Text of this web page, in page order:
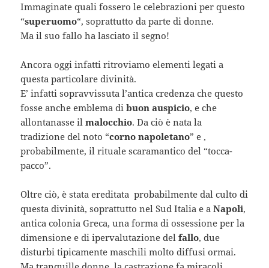
Immaginate quali fossero le celebrazioni per questo
“superuomo“, soprattutto da parte di donne.
Ma il suo fallo ha lasciato il segno!
Ancora oggi infatti ritroviamo elementi legati a
questa particolare divinità.
E’ infatti sopravvissuta l’antica credenza che questo
fosse anche emblema dibuon auspicio, e che
allontanasse ilmalocchio. Da ciò è nata la
tradizione del noto “corno napoletano” e ,
probabilmente, il rituale scaramantico del “tocca-
pacco”.
Oltre ciò, è stata ereditata probabilmente dal culto di
questa divinità, soprattutto nel Sud Italia e aNapoli,
antica colonia Greca, una forma di ossessione per la
dimensione e di ipervalutazione delfallo, due
disturbi tipicamente maschili molto diffusi ormai.